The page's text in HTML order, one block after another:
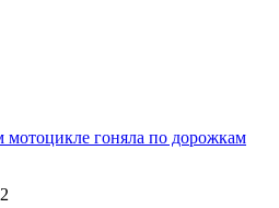
гоняла по дорожкам